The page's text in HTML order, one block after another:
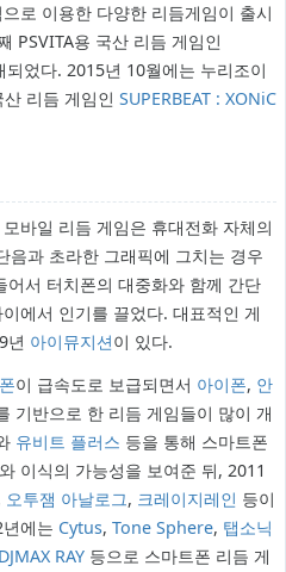
로 이용한 다양한 리듬게임이 출시
PSVITA용 국산 리듬 게임인
되었다. 2015년 10월에는 누리조이
리듬 게임인 SUPERBEAT : XONiC
바일 리듬 게임은 휴대전화 자체의
음과 초라한 그래픽에 그치는 경우
서 터치폰의 대중화와 함께 간단
에서 인기를 끌었다. 대표적인 게
년 아이뮤지션이 있다.
이 급속도로 보급되면서 아이폰, 안
기반으로 한 리듬 게임들이 많이 개
유비트 플러스 등을 통해 스마트폰
이식의 가능성을 보여준 뒤, 2011
오투잼 아날로그, 크레이지레인 등이
에는 Cytus, Tone Sphere, 탭소닉
DJMAX RAY등으로 스마트폰 리듬 게